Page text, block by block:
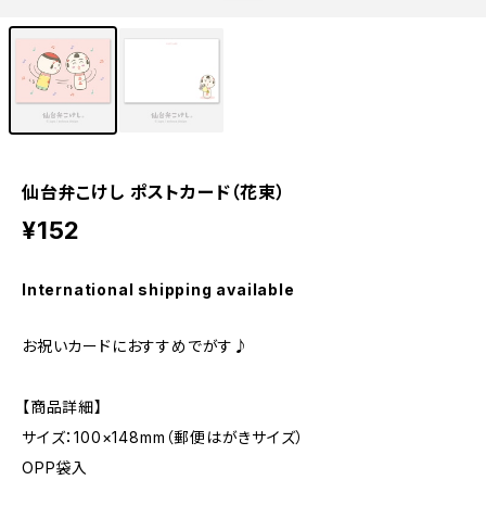
仙台弁こけし ポストカード（花束）
¥152
International shipping available
お祝いカードにおすすめでがす♪
【商品詳細】
サイズ：100×148mm（郵便はがきサイズ）
OPP袋入